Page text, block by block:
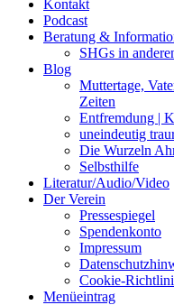
Kontakt
Podcast
Beratung &
SHGs in
Blog
Muttertage,
Zeiten
Entfremdung |
uneindeutig
Die Wurzeln
Selbsthilfe
Literatur/Audio/Video
Der Verein
Pressespiegel
Spendenkonto
Impressum
Cookie-
Menüeintrag